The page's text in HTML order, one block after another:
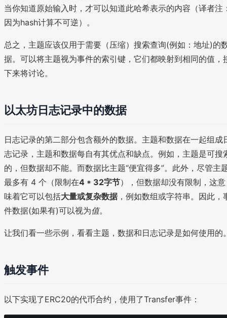
当你知道原始输入时，才可以知道此哈希表示的内容（译者注
因为hash计算不可逆）。
总之，主题应该仅用于需要（压缩）搜索查询(例如：地址)的
据。可以将主题视为事件的索引键，它们都映射到相同的值，
下来将讨论。
以太坊日志记录中的数据
日志记录的第二部分包含额外的数据。主题和数据在一起组成
志记录，主题和数据每自有其优点和缺点。例如，主题是可搜
的，但数据却不能。而数据比主题“便宜得多”。此外，尽管主
最多有 4 个（限制在4 * 32字节），但数据却没有限制，这意
味着它可以包括大量或复杂数据，例如数组或字符串。因此，
件数据(如果有)可以视为值。
让我们看一些示例，看看主题，数据和日志记录是如何使用的
触发事件
以下实现了ERC20的代币合约，使用了Transfer事件：